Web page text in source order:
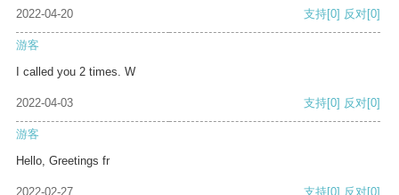
2022-04-20 支持[0] 反对[0]
游客
I called you 2 times. W
2022-04-03 支持[0] 反对[0]
游客
Hello, Greetings fr
2022-02-27 支持[0] 反对[0]